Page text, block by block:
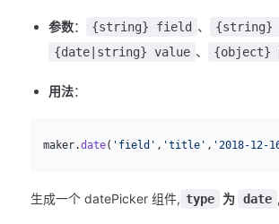
参数： {string} field 、
{date|string} value 、 {object}
用法：
  maker.
date( 'field' , 'title' , '2018-12-
生成一个 datePicker 组件, type 为 date